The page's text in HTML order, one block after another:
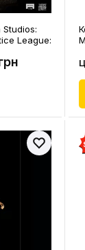
Studios:
League: